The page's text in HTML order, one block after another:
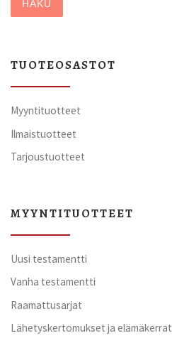
HAKU
TUOTEOSASTOT
Myyntituotteet
Ilmaistuotteet
Tarjoustuotteet
MYYNTITUOTTEET
Uusi testamentti
Vanha testamentti
Raamattusarjat
Lähetyskertomukset ja elämäkerrat